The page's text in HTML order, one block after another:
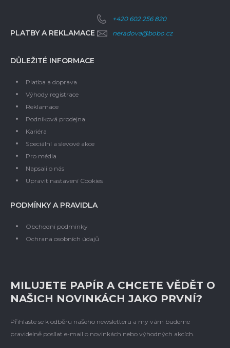
PLATBY A REKLAMACE
+420 602 256 820
neradova@bobo.cz
DŮLEŽITÉ INFORMACE
Platba a doprava
Výhody registrace
Reklamace
Podniková prodejna
Kariéra
Speciální a slevové akce
Pro média
Napsali o nás
Upravit nastavení Cookies
PODMÍNKY A PRAVIDLA
Obchodní podmínky
Ochrana osobních údajů
MILUJETE PAPÍR A CHCETE VĚDĚT O
NAŠICH NOVINKÁCH JAKO PRVNÍ?
Přihlaste se k odběru našeho newsletteru a my vám budeme
pravidelně posílat e-mail o novinkách nebo výhodných akcích.